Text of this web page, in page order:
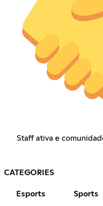
Staff ativa e
CATEGORIES
Esports Sports